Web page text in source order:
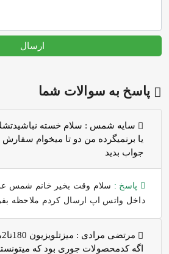
ارسال
پاسخ به سوالات شما
سايه شمس : سلام خسته
يا برنميگرده من دو تا ميخوام
جواب بديد
پاسخ : سلام وقت بخیر خانم شمس
داخل واتس اپ ارسال کردم ملاحظه
مرتضی مرادی :
اگه کدمحصولات جوری بود که